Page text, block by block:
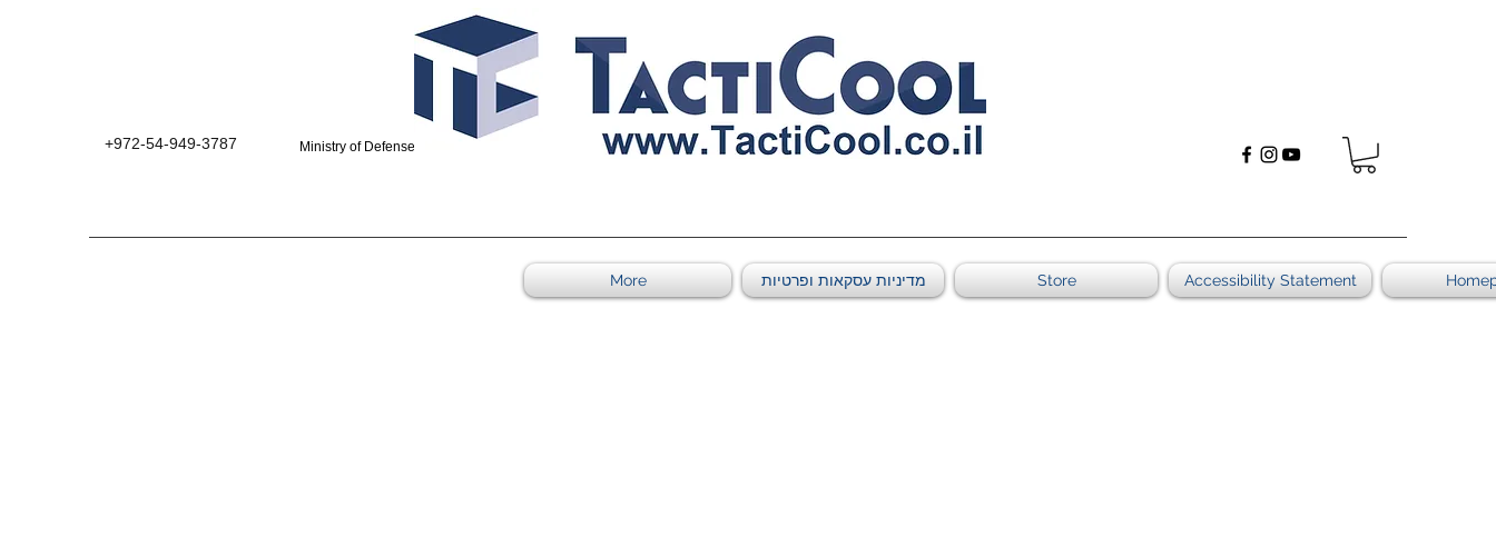
+972-54-949-3787 Ministry of Defense suppliers 0011011569
Accessibility Statement
Store מדיניות עסקאות ופרטיות More